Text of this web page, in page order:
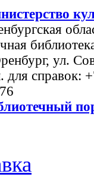
ул.
для справок: